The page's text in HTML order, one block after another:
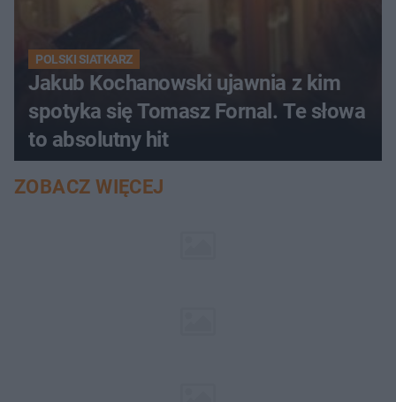
POLSKI SIATKARZ
Jakub Kochanowski ujawnia z kim
spotyka się Tomasz Fornal. Te słowa
to absolutny hit
ZOBACZ WIĘCEJ